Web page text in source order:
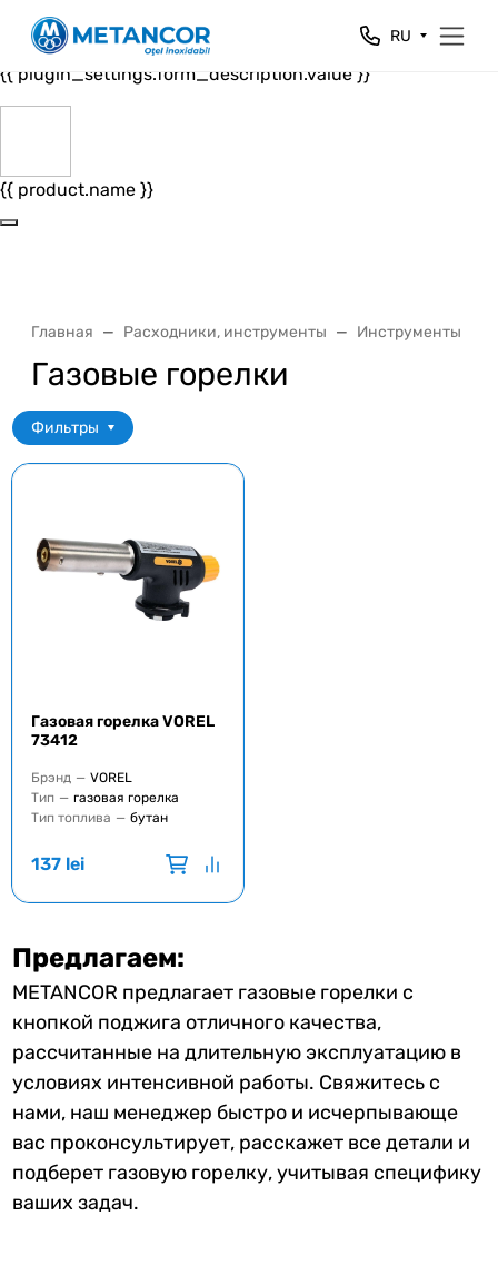
Close
{{ plugin_settings.form_header.value }}
{{ plugin_settings.form_description.value }}
{{ product.name }}
RU
Главная Расходники, инструменты Инструменты
Газовые горелки
Фильтры
Газовая горелка VOREL
73412
Брэнд — VOREL
Тип — газовая горелка
Тип топлива — бутан
137 lei
Предлагаем:
METANCOR предлагает газовые горелки с
кнопкой поджига отличного качества,
рассчитанные на длительную эксплуатацию в
условиях интенсивной работы. Свяжитесь с
нами, наш менеджер быстро и исчерпывающе
вас проконсультирует, расскажет все детали и
подберет газовую горелку, учитывая специфику
ваших задач.